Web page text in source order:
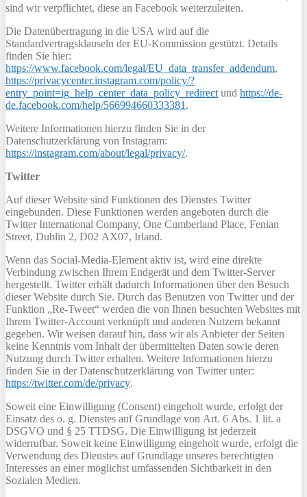
sind wir verpflichtet, diese an Facebook weiterzuleiten.
Die Datenübertragung in die USA wird auf die
Standardvertragsklauseln der EU-Kommission gestützt. Details
finden Sie hier:
https://www.facebook.com/legal/EU_data_transfer_addendum,
https://privacycenter.instagram.com/policy/?
entry_point=ig_help_center_data_policy_redirect und https://de-
de.facebook.com/help/566994660333381 .
Weitere Informationen hierzu finden Sie in der
Datenschutzerklärung von Instagram:
https://instagram.com/about/legal/privacy/.
Twitter
Auf dieser Website sind Funktionen des Dienstes Twitter
eingebunden. Diese Funktionen werden angeboten durch die
Twitter International Company, One Cumberland Place, Fenian
Street, Dublin 2, D02 AX07, Irland.
Wenn das Social-Media-Element aktiv ist, wird eine direkte
Verbindung zwischen Ihrem Endgerät und dem Twitter-Server
hergestellt. Twitter erhält dadurch Informationen über den Besuch
dieser Website durch Sie. Durch das Benutzen von Twitter und der
Funktion „Re-Tweet“ werden die von Ihnen besuchten Websites mit
Ihrem Twitter-Account verknüpft und anderen Nutzern bekannt
gegeben. Wir weisen darauf hin, dass wir als Anbieter der Seiten
keine Kenntnis vom Inhalt der übermittelten Daten sowie deren
Nutzung durch Twitter erhalten. Weitere Informationen hierzu
finden Sie in der Datenschutzerklärung von Twitter unter:
https://twitter.com/de/privacy.
Soweit eine Einwilligung (Consent) eingeholt wurde, erfolgt der
Einsatz des o. g. Dienstes auf Grundlage von Art. 6 Abs. 1 lit. a
DSGVO und § 25 TTDSG. Die Einwilligung ist jederzeit
widerrufbar. Soweit keine Einwilligung eingeholt wurde, erfolgt die
Verwendung des Dienstes auf Grundlage unseres berechtigten
Interesses an einer möglichst umfassenden Sichtbarkeit in den
Sozialen Medien.